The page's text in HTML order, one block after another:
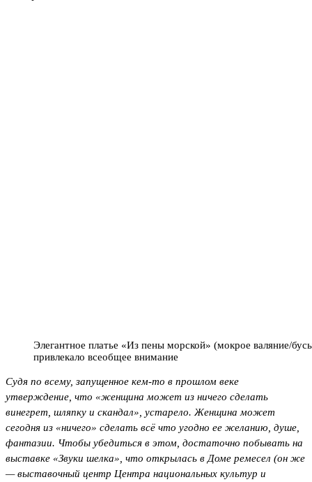
Элегантное платье «Из пены морской» (мокрое валяние/
привлекало всеобщее внимание
Судя по всему, запущенное кем-то в прошлом веке
утверждение, что «женщина может из ничего сделать
винегрет, шляпку и скандал», устарело. Женщина может
сегодня из «ничего» сделать всё что угодно ее желанию, душе,
фантазии. Чтобы убедиться в этом, достаточно побывать на
выставке «Звуки шелка», что открылась в Доме ремесел (он же
— выставочный центр Центра национальных культур и